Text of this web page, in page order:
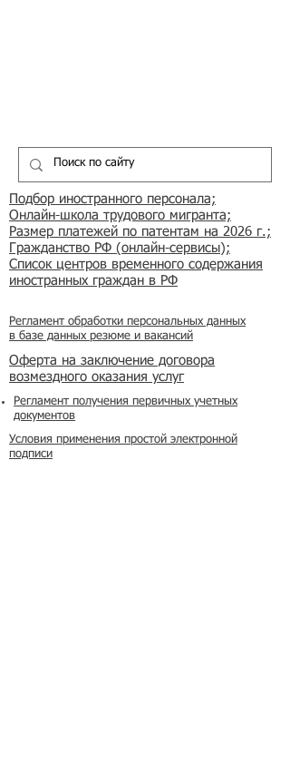
Подбор иностранного персонала;
Онлайн-школа трудового мигранта;
Размер платежей по патентам на 2026 г.;
Гражданство РФ (онлайн-сервисы);
Список центров временного содержания
иностранных граждан в РФ
Регламент обработки персональных данных
в базе данных резюме и вакансий
​Оферта на заключение договора
возмездного оказания услуг
Регламент получения первичных учетных
документов
Условия применения простой электронной
подписи